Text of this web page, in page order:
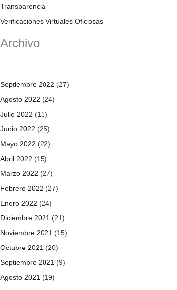
Transparencia
Verificaciones Virtuales Oficiosas
Archivo
Septiembre 2022 (27)
Agosto 2022 (24)
Julio 2022 (13)
Junio 2022 (25)
Mayo 2022 (22)
Abril 2022 (15)
Marzo 2022 (27)
Febrero 2022 (27)
Enero 2022 (24)
Diciembre 2021 (21)
Noviembre 2021 (15)
Octubre 2021 (20)
Septiembre 2021 (9)
Agosto 2021 (19)